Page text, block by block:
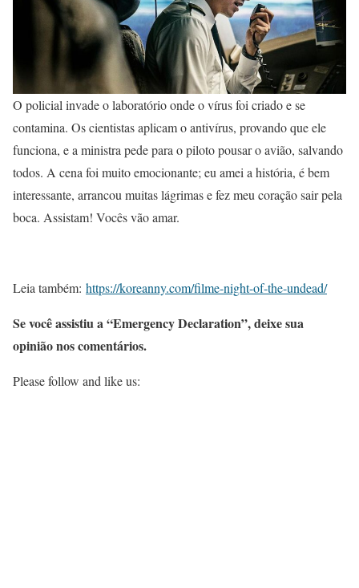
O policial invade o laboratório onde o vírus foi criado e se
contamina. Os cientistas aplicam o antivírus, provando que ele
funciona, e a ministra pede para o piloto pousar o avião, salvando
todos. A cena foi muito emocionante; eu amei a história, é bem
interessante, arrancou muitas lágrimas e fez meu coração sair pela
boca. Assistam! Vocês vão amar.
Leia também: https://koreanny.com/filme-night-of-the-undead/
Se você assistiu a “Emergency Declaration”, deixe sua
opinião nos comentários.
Please follow and like us: